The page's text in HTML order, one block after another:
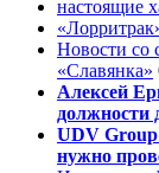
настоящие
Новости со
«Славянка»
Алексей
должности
UDV
нужно